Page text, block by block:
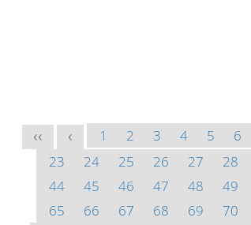
<< < 1 2 3 4 5 6
23
24 25 26 27 28
44
45 46 47 48 49
65
66 67 68 69 70